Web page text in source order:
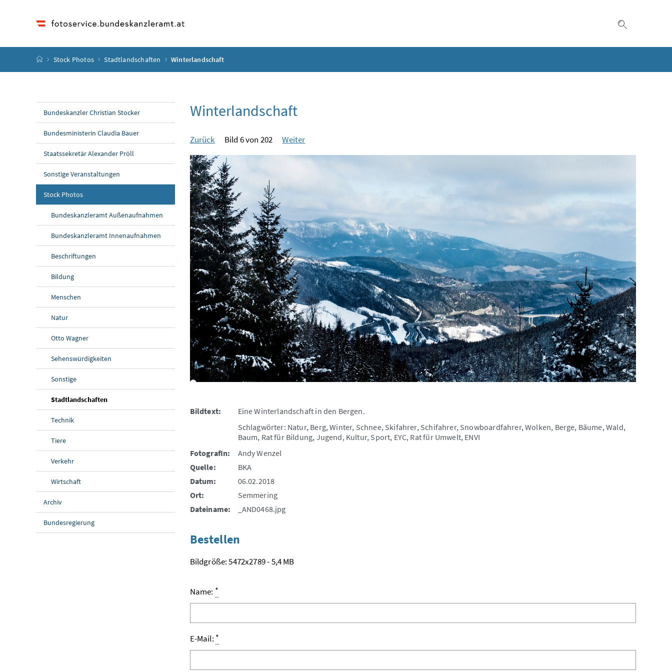
Startseite
Stock Photos Stadtlandschaften Winterlandschaft
Bundeskanzler Christian Stocker
Bundesministerin Claudia Bauer
Staatssekretär Alexander Pröll
Sonstige Veranstaltungen
Stock Photos
Bundeskanzleramt Außenaufnahmen
Bundeskanzleramt Innenaufnahmen
Beschriftungen
Bildung
Menschen
Natur
Otto Wagner
Sehenswürdigkeiten
Sonstige
Stadtlandschaften
Technik
Tiere
Verkehr
Wirtschaft
Archiv
Bundesregierung
Winterlandschaft
Zurück Bild 6 von 202 Weiter
Bildtext:
Eine Winterlandschaft in den Bergen.
Schlagwörter: Natur, Berg, Winter, Schnee, Skifahrer, Schifahrer, Snowboardfahrer, Wolken, Berge, Bäume, Wald,
Baum, Rat für Bildung, Jugend, Kultur, Sport, EYC, Rat für Umwelt, ENVI
FotografIn:
Andy Wenzel
Quelle:
BKA
Datum:
06.02.2018
Ort:
Semmering
Dateiname:
_AND0468.jpg
Bestellen
Bildgröße: 5472x2789 - 5,4 MB
Name: *
E-Mail: *